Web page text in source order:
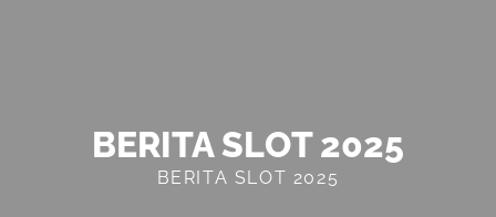
BERITA SLOT 2025
BERITA SLOT 2025